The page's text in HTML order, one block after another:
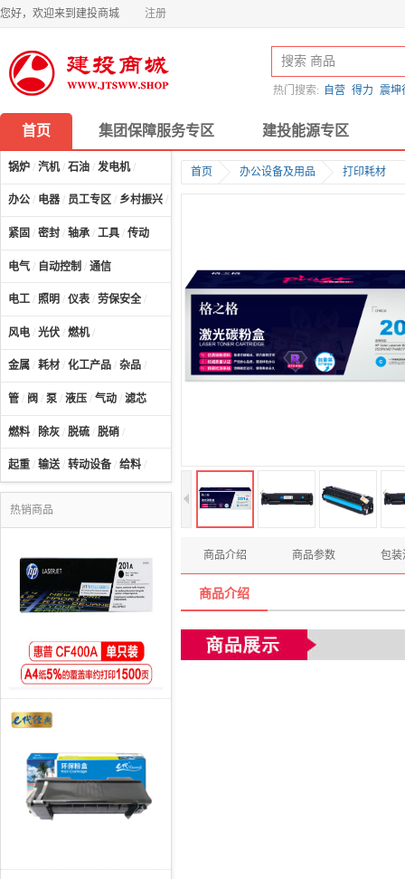
您好，欢迎来到建投商城 注册
热门搜索: 自营 得力 震坤
首页 集团保障服务专区 建投能源专区
锅炉 / 汽机/ 石油 / 发电机/
办公 / 电器 / 员工专区 / 乡村振兴 /
紧固 / 密封 / 轴承 / 工具 / 传动
电气 / 自动控制 / 通信
电工 / 照明 / 仪表 / 劳保安全 /
风电 / 光伏 / 燃机/
金属 / 耗材 / 化工产品 / 杂品 /
管 / 阀 / 泵 / 液压 / 气动 / 滤芯
燃料 / 除灰 / 脱硫 / 脱硝 /
起重 / 输送/ 转动设备 / 给料 /
热销商品
首页 办公设备及用品 打印耗材
商品介绍 商品参数 包装
商品介绍